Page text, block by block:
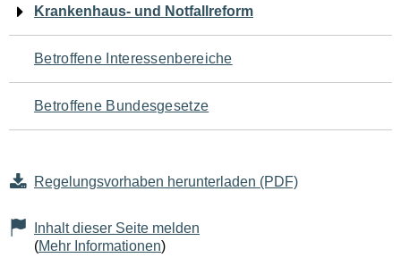
für
den
Seiteninhalt
Krankenhaus- und Notfallreform
Betroffene Interessenbereiche
Betroffene Bundesgesetze
Regelungsvorhaben herunterladen (PDF)
Inhalt dieser Seite melden
(Mehr Informationen)